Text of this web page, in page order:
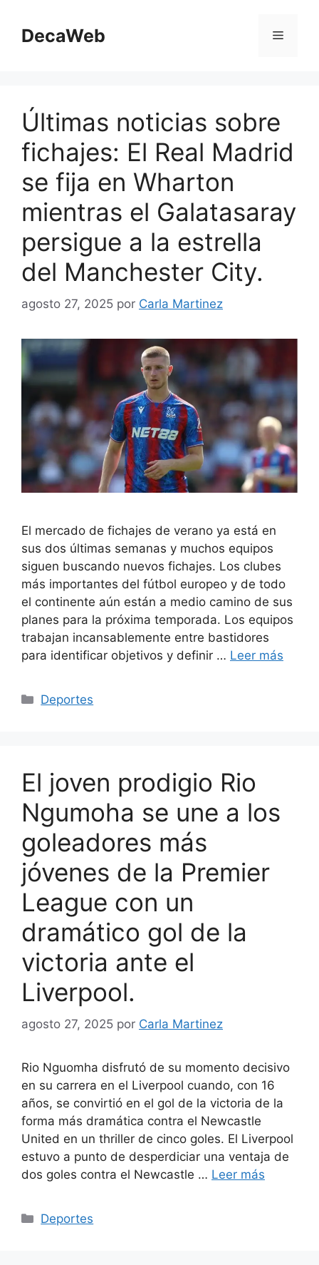
contenido
DecaWeb Menú
Últimas noticias sobre
fichajes: El Real Madrid
se fija en Wharton
mientras el Galatasaray
persigue a la estrella
del Manchester City.
agosto 27, 2025 por Carla Martinez
El mercado de fichajes de verano ya está en
sus dos últimas semanas y muchos equipos
siguen buscando nuevos fichajes. Los clubes
más importantes del fútbol europeo y de todo
el continente aún están a medio camino de sus
planes para la próxima temporada. Los equipos
trabajan incansablemente entre bastidores
para identificar objetivos y definir … Leer más
Categorías
Deportes
El joven prodigio Rio
Ngumoha se une a los
goleadores más
jóvenes de la Premier
League con un
dramático gol de la
victoria ante el
Liverpool.
agosto 27, 2025 por Carla Martinez
Rio Nguomha disfrutó de su momento decisivo
en su carrera en el Liverpool cuando, con 16
años, se convirtió en el gol de la victoria de la
forma más dramática contra el Newcastle
United en un thriller de cinco goles. El Liverpool
estuvo a punto de desperdiciar una ventaja de
dos goles contra el Newcastle … Leer más
Categorías
Deportes